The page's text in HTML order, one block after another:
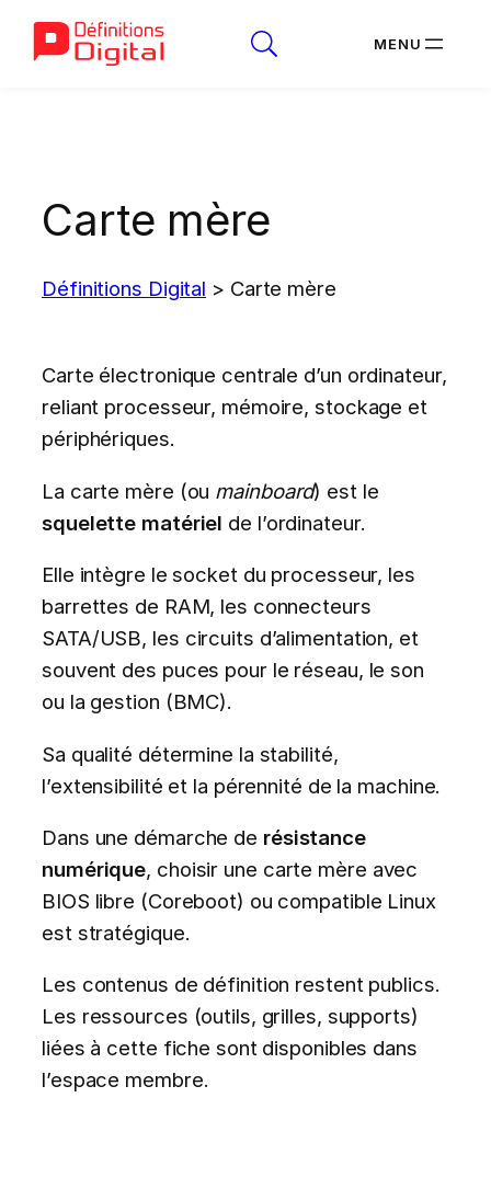
Carte mère
Définitions Digital > Carte mère
Carte électronique centrale d’un ordinateur,
reliant processeur, mémoire, stockage et
périphériques.
La carte mère (ou mainboard) est le
squelette matériel de l’ordinateur.
Elle intègre le socket du processeur, les
barrettes de RAM, les connecteurs
SATA/USB, les circuits d’alimentation, et
souvent des puces pour le réseau, le son
ou la gestion (BMC).
Sa qualité détermine la stabilité,
l’extensibilité et la pérennité de la machine.
Dans une démarche de résistance
numérique, choisir une carte mère avec
BIOS libre (Coreboot) ou compatible Linux
est stratégique.
Les contenus de définition restent publics.
Les ressources (outils, grilles, supports)
liées à cette fiche sont disponibles dans
l’espace membre.